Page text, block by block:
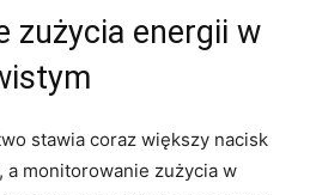
zużycia ⁤energii w
stawia coraz większy nacisk
⁤a monitorowanie zużycia w